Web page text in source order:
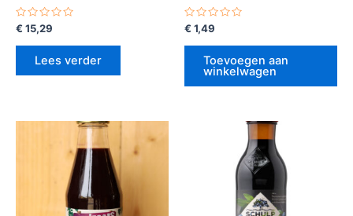
Gewaardeerd
0
uit
€ 15,29
Lees verder
Gewaardeerd
0
uit
€ 1,49
Toevoegen aan
winkelwagen